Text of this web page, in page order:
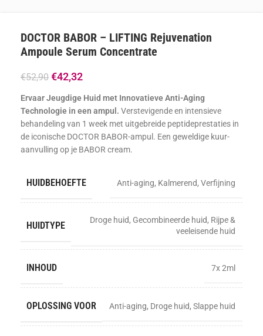
DOCTOR BABOR – LIFTING Rejuvenation
Ampoule Serum Concentrate
€52,90 €42,32
Ervaar Jeugdige Huid met Innovatieve Anti-Aging
Technologie in een ampul. Verstevigende en intensieve
behandeling van 1 week met uitgebreide peptideprestaties in
de iconische DOCTOR BABOR-ampul. Een geweldige kuur-
aanvulling op je BABOR cream.
HUIDBEHOEFTE Anti-aging, Kalmerend, Verfijning
HUIDTYPE Droge huid, Gecombineerde huid, Rijpe &
veeleisende huid
INHOUD 7x 2ml
OPLOSSING VOOR Anti-aging, Droge huid, Slappe huid